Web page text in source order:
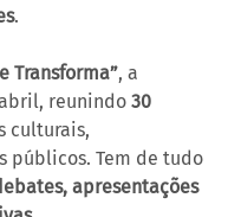
.
Transforma”, a
reunindo 30
culturais,
públicos. Tem de tudo
apresentações